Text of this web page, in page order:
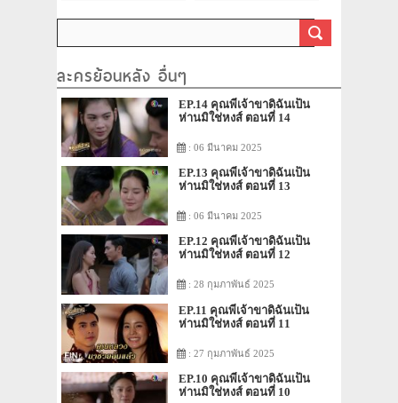
ละครย้อนหลัง อื่นๆ
EP.14 คุณพี่เจ้าขาดิฉันเป็น
ห่านมิใช่หงส์ ตอนที่ 14
: 06 มีนาคม 2025
EP.13 คุณพี่เจ้าขาดิฉันเป็น
ห่านมิใช่หงส์ ตอนที่ 13
: 06 มีนาคม 2025
EP.12 คุณพี่เจ้าขาดิฉันเป็น
ห่านมิใช่หงส์ ตอนที่ 12
: 28 กุมภาพันธ์ 2025
EP.11 คุณพี่เจ้าขาดิฉันเป็น
ห่านมิใช่หงส์ ตอนที่ 11
: 27 กุมภาพันธ์ 2025
EP.10 คุณพี่เจ้าขาดิฉันเป็น
ห่านมิใช่หงส์ ตอนที่ 10